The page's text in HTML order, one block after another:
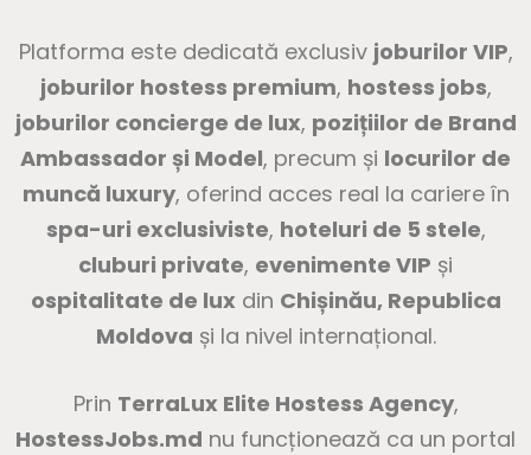
Platforma este dedicată exclusiv joburilor VIP,
joburilor hostess premium, hostess jobs,
joburilor concierge de lux, pozițiilor de Brand
Ambassador și Model, precum și locurilor de
muncă luxury, oferind acces real la cariere în
spa-uri exclusiviste, hoteluri de 5 stele,
cluburi private, evenimente VIP și
ospitalitate de lux din Chișinău, Republica
Moldova și la nivel internațional.
Prin TerraLux Elite Hostess Agency,
HostessJobs.md nu funcționează ca un portal